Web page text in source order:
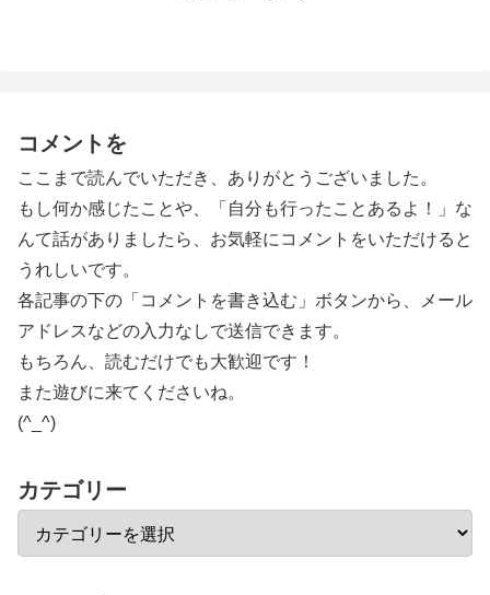
コメントを
ここまで読んでいただき、ありがとうございました。
もし何か感じたことや、「自分も行ったことあるよ！」な
んて話がありましたら、お気軽にコメントをいただけると
うれしいです。
各記事の下の「コメントを書き込む」ボタンから、メール
アドレスなどの入力なしで送信できます。
もちろん、読むだけでも大歓迎です！
また遊びに来てくださいね。
(^_^)
カテゴリー